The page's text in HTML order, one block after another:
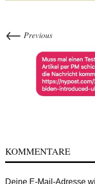
← Previous
KOMMENTARE
Deine E-Mail-Adresse